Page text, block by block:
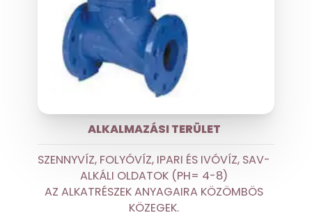
ALKALMAZÁSI TERÜLET
SZENNYVÍZ, FOLYÓVÍZ, IPARI ÉS IVÓVÍZ, SAV-
ALKÁLI OLDATOK (PH= 4-8)
AZ ALKATRÉSZEK ANYAGAIRA KÖZÖMBÖS
KÖZEGEK.